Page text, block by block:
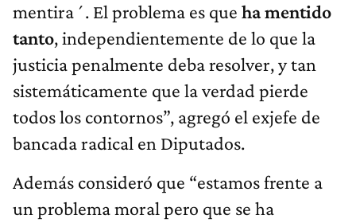
mentira´. El problema es que ha mentido
tanto, independientemente de lo que la
justicia penalmente deba resolver, y tan
sistemáticamente que la verdad pierde
todos los contornos”, agregó el exjefe de
bancada radical en Diputados.
Además consideró que “estamos frente a
un problema moral pero que se ha